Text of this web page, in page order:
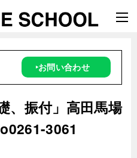
‣お問い合わせ
、振付」高田馬場
3061